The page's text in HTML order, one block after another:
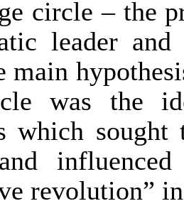
circle – the
leader
main
was the
which
revolution”